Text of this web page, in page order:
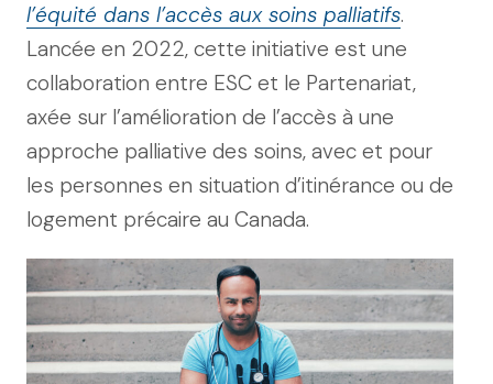
l’équité dans l’accès aux soins palliatifs.
Lancée en 2022, cette initiative est une
collaboration entre ESC et le Partenariat,
axée sur l’amélioration de l’accès à une
approche palliative des soins, avec et pour
les personnes en situation d’itinérance ou de
logement précaire au Canada.